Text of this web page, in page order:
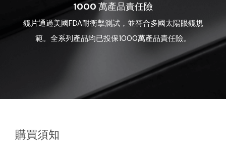
1000 萬產品責任險
鏡片通過美國FDA耐衝擊測試，並符合多國太陽眼鏡規
範。全系列產品均已投保1000萬產品責任險。
購買須知